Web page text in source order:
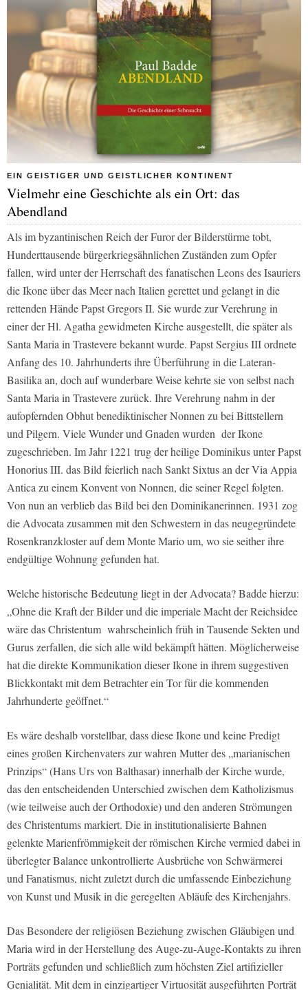
EIN GEISTIGER UND GEISTLICHER KONTINENT
Vielmehr eine Geschichte als ein Ort: das
Abendland
Als im byzantinischen Reich der Furor der Bilderstürme tobt,
Hunderttausende bürgerkriegsähnlichen Zuständen zum Opfer
fallen, wird unter der Herrschaft des fanatischen Leons des Isauriers
die Ikone über das Meer nach Italien gerettet und gelangt in die
rettenden Hände Papst Gregors II. Sie wurde zur Verehrung in
einer der Hl. Agatha gewidmeten Kirche ausgestellt, die später als
Santa Maria in Trastevere bekannt wurde. Papst Sergius III ordnete
Anfang des 10. Jahrhunderts ihre Überführung in die Lateran-
Basilika an, doch auf wunderbare Weise kehrte sie von selbst nach
Santa Maria in Trastevere zurück. Ihre Verehrung nahm in der
aufopfernden Obhut benediktinischer Nonnen zu bei Bittstellern
und Pilgern. Viele Wunder und Gnaden wurden der Ikone
zugeschrieben. Im Jahr 1221 trug der heilige Dominikus unter Papst
Honorius III. das Bild feierlich nach Sankt Sixtus an der Via Appia
Antica zu einem Konvent von Nonnen, die seiner Regel folgten.
Von nun an verblieb das Bild bei den Dominikanerinnen. 1931 zog
die Advocata zusammen mit den Schwestern in das neugegründete
Rosenkranzkloster auf dem Monte Mario um, wo sie seither ihre
endgültige Wohnung gefunden hat.
Welche historische Bedeutung liegt in der Advocata? Badde hierzu:
„Ohne die Kraft der Bilder und die imperiale Macht der Reichsidee
wäre das Christentum wahrscheinlich früh in Tausende Sekten und
Gurus zerfallen, die sich alle wild bekämpft hätten. Möglicherweise
hat die direkte Kommunikation dieser Ikone in ihrem suggestiven
Blickkontakt mit dem Betrachter ein Tor für die kommenden
Jahrhunderte geöffnet.“
Es wäre deshalb vorstellbar, dass diese Ikone und keine Predigt
eines großen Kirchenvaters zur wahren Mutter des „marianischen
Prinzips“ (Hans Urs von Balthasar) innerhalb der Kirche wurde,
das den entscheidenden Unterschied zwischen dem Katholizismus
(wie teilweise auch der Orthodoxie) und den anderen Strömungen
des Christentums markiert. Die in institutionalisierte Bahnen
gelenkte Marienfrömmigkeit der römischen Kirche vermied dabei in
überlegter Balance unkontrollierte Ausbrüche von Schwärmerei
und Fanatismus, nicht zuletzt durch die umfassende Einbeziehung
von Kunst und Musik in die geregelten Abläufe des Kirchenjahrs.
Das Besondere der religiösen Beziehung zwischen Gläubigen und
Maria wird in der Herstellung des Auge-zu-Auge-Kontakts zu ihren
Porträts gefunden und schließlich zum höchsten Ziel artifizieller
Genialität. Mit dem in einzigartiger Virtuosität ausgeführten Porträt